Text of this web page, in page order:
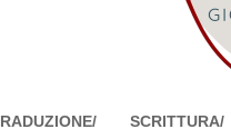
SCRITTURA/